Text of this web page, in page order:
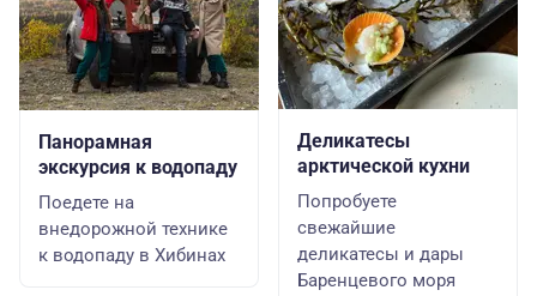
Панорамная
экскурсия к водопаду
Поедете на
внедорожной технике
к водопаду в Хибинах
Деликатесы
арктической кухни
Попробуете
свежайшие
деликатесы и дары
Баренцевого моря